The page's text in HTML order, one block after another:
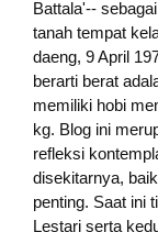
Battala'--
tanah tempat
daeng, 9 April
berarti berat
memiliki hobi
kg. Blog ini
refleksi
disekitarnya,
penting. Saat ini
Lestari serta